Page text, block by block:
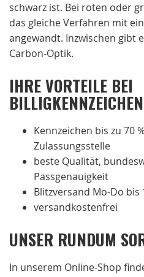
schwarz ist. Bei roten oder
das gleiche Verfahren mit
angewandt. Inzwischen gibt
Carbon-Optik.
IHRE VORTEILE BEI
Kennzeichen bis zu 70
Zulassungsstelle
beste Qualität,
Passgenauigkeit
Blitzversand Mo-Do
versandkostenfrei
UNSER RUNDUM
In unserem Online-Shop